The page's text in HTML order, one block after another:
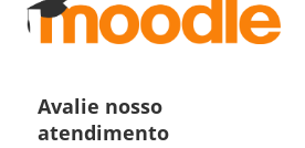
Avalie nosso
atendimento